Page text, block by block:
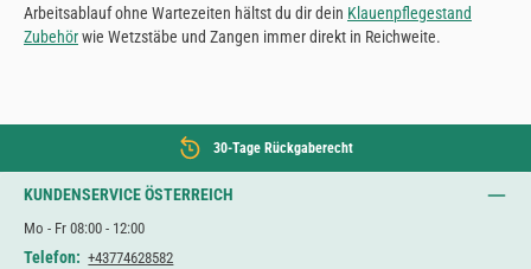
Arbeitsablauf ohne Wartezeiten hältst du dir dein Klauenpflegestand
Zubehörwie Wetzstäbe und Zangen immer direkt in Reichweite.
30-Tage Rückgaberecht
KUNDENSERVICE ÖSTERREICH
Mo - Fr 08:00 - 12:00
Telefon: +43774628582